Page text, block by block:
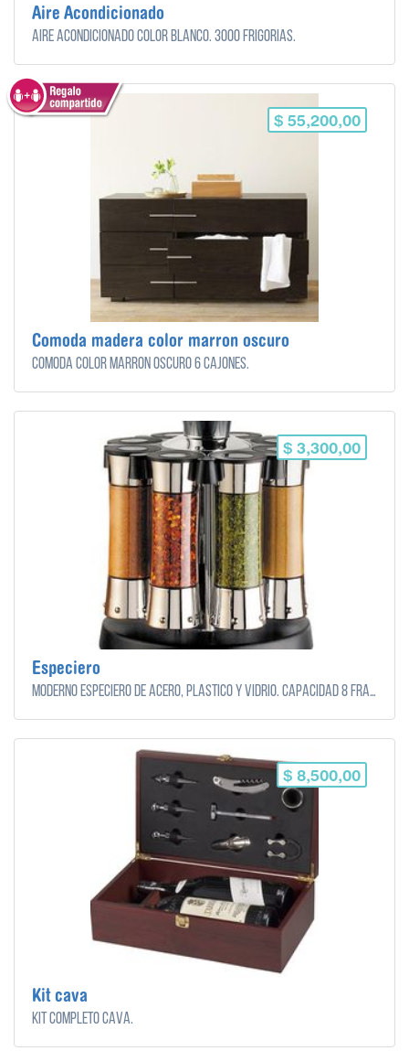
Aire Acondicionado
Aire acondicionado color blanco. 3000 frigorias.
$ 55,200,00
Comoda madera color marron oscuro
Comoda color marron oscuro 6 cajones.
$ 3,300,00
Especiero
Moderno especiero de acero, plástico y vidrio. Capacidad 8 frascos.
$ 8,500,00
Kit cava
Kit completo cava.